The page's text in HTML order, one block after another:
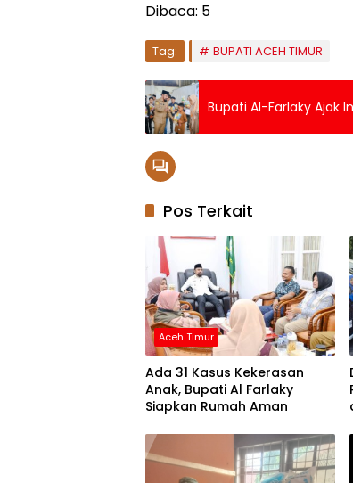
Dibaca: 5
Tag: BUPATI ACEH TIMUR
Bupati Al-Farlaky Ajak
Pos Terkait
Aceh Timur
Ada 31 Kasus Kekerasan
Anak, Bupati Al Farlaky
Siapkan Rumah Aman